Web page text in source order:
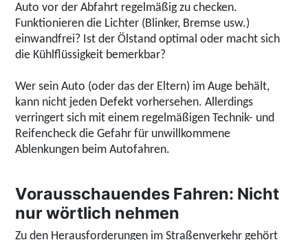
Auto vor der Abfahrt regelmäßig zu checken.
Funktionieren die Lichter (Blinker, Bremse usw.)
einwandfrei? Ist der Ölstand optimal oder macht sich
die Kühlflüssigkeit bemerkbar?
Wer sein Auto (oder das der Eltern) im Auge behält,
kann nicht jeden Defekt vorhersehen. Allerdings
verringert sich mit einem regelmäßigen Technik- und
Reifencheck die Gefahr für unwillkommene
Ablenkungen beim Autofahren.
Vorausschauendes Fahren: Nicht
nur wörtlich nehmen
Zu den Herausforderungen im Straßenverkehr gehört